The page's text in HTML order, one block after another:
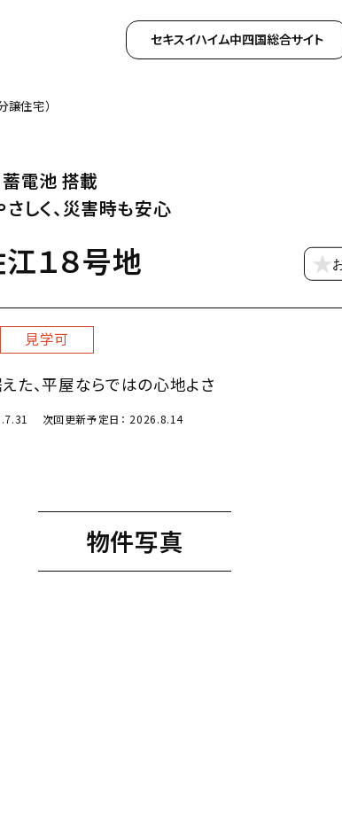
セキスイハイム中四国総合サイト
ロジェクト
中四国セキスイハイム不動産株
譲住宅）
電池 搭載
しく、災害時も安心
１８号地
見学可
た、平屋ならではの心地よさ
次回更新予定日： 2026.8.14
物件写真